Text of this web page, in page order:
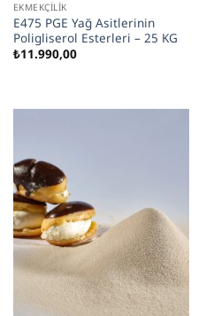
EKMEKÇILIK
E475 PGE Yağ Asitlerinin
Poligliserol Esterleri – 25 KG
₺11.990,00